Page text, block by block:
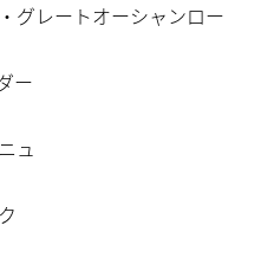
グレートオーシャンロー
ー
ュ